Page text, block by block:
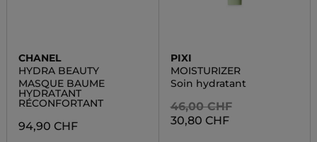
CHANEL
HYDRA BEAUTY
MASQUE BAUME
HYDRATANT
RÉCONFORTANT
94,90 CHF
PIXI
MOISTURIZER
Soin hydratant
46,00 CHF
30,80 CHF